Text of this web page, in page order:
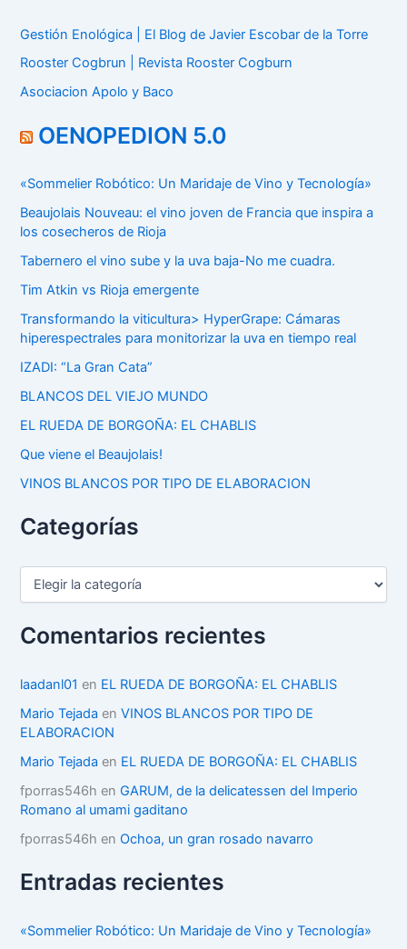
Gestión Enológica | El Blog de Javier Escobar de la Torre
Rooster Cogbrun | Revista Rooster Cogburn
Asociacion Apolo y Baco
OENOPEDION 5.0
«Sommelier Robótico: Un Maridaje de Vino y Tecnología»
Beaujolais Nouveau: el vino joven de Francia que inspira a
los cosecheros de Rioja
Tabernero el vino sube y la uva baja-No me cuadra.
Tim Atkin vs Rioja emergente
Transformando la viticultura> HyperGrape: Cámaras
hiperespectrales para monitorizar la uva en tiempo real
IZADI: “La Gran Cata”
BLANCOS DEL VIEJO MUNDO
EL RUEDA DE BORGOÑA: EL CHABLIS
Que viene el Beaujolais!
VINOS BLANCOS POR TIPO DE ELABORACION
Categorías
C
e
g
r
a
s
Comentarios recientes
laadanl01 en EL RUEDA DE BORGOÑA: EL CHABLIS
Mario Tejada enVINOS BLANCOS POR TIPO DE
ELABORACION
Mario Tejada en EL RUEDA DE BORGOÑA: EL CHABLIS
fporras546h en GARUM, de la delicatessen del Imperio
Romano al umami gaditano
fporras546h en Ochoa, un gran rosado navarro
Entradas recientes
«Sommelier Robótico: Un Maridaje de Vino y Tecnología»